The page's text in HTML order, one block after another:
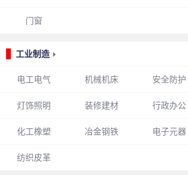
门窗
工业制造
电工电气 机械机床 安全防护
灯饰照明 装修建材 行政办公
化工橡塑 冶金钢铁 电子元器
纺织皮革